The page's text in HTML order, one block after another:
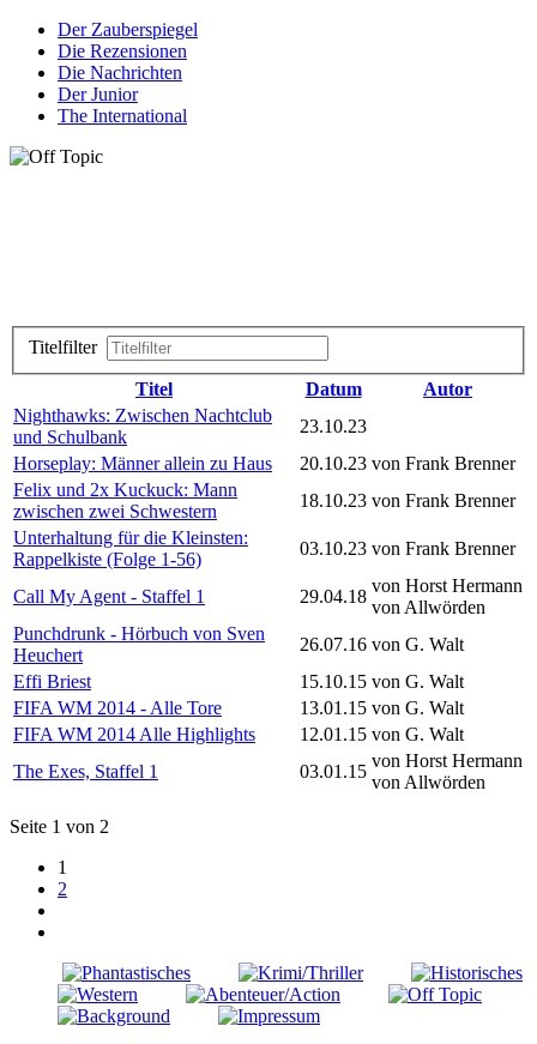
Der Zauberspiegel
Die Rezensionen
Die Nachrichten
Der Junior
The International
Titelfilter
Titel Datum
Autor
Nighthawks: Zwischen Nachtclub
und Schulbank
23.10.23
Horseplay: Männer allein zu Haus
20.10.23 von Frank Brenner
Felix und 2x Kuckuck: Mann
zwischen zwei Schwestern
18.10.23 von Frank Brenner
Unterhaltung für die Kleinsten:
Rappelkiste (Folge 1-56)
03.10.23 von Frank Brenner
Call My Agent - Staffel 1 29.04.18
von Horst Hermann
von Allwörden
Punchdrunk - Hörbuch von Sven
Heuchert
26.07.16 von G. Walt
Effi Briest
15.10.15 von G. Walt
FIFA WM 2014 - Alle Tore
13.01.15 von G. Walt
FIFA WM 2014 Alle Highlights
12.01.15 von G. Walt
The Exes, Staffel 1
03.01.15
von Horst Hermann
von Allwörden
Seite 1 von 2
1
2